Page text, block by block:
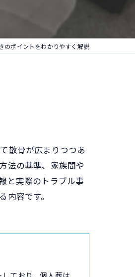
のポイントをわかりやすく解説
散骨が広まりつつあ
法の基準、家族間や
と実際のトラブル事
容です。